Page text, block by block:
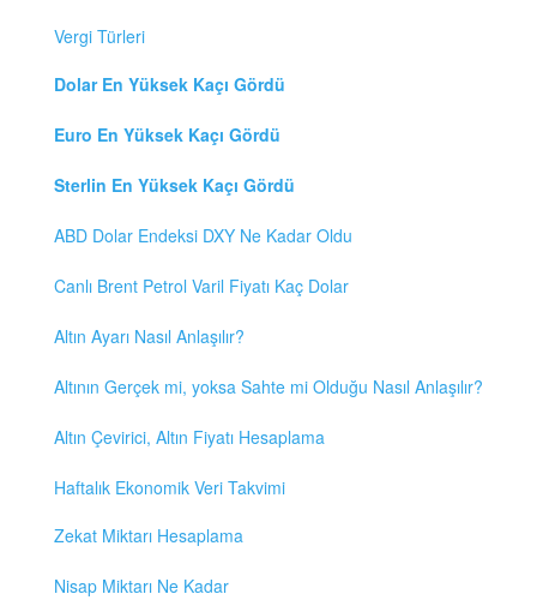
Vergi Türleri
Dolar En Yüksek Kaçı Gördü
Euro En Yüksek Kaçı Gördü
Sterlin En Yüksek Kaçı Gördü
ABD Dolar Endeksi DXY Ne Kadar Oldu
Canlı Brent Petrol Varil Fiyatı Kaç Dolar
Altın Ayarı Nasıl Anlaşılır?
Altının Gerçek mi, yoksa Sahte mi Olduğu Nasıl Anlaşılır?
Altın Çevirici, Altın Fiyatı Hesaplama
Haftalık Ekonomik Veri Takvimi
Zekat Miktarı Hesaplama
Nisap Miktarı Ne Kadar